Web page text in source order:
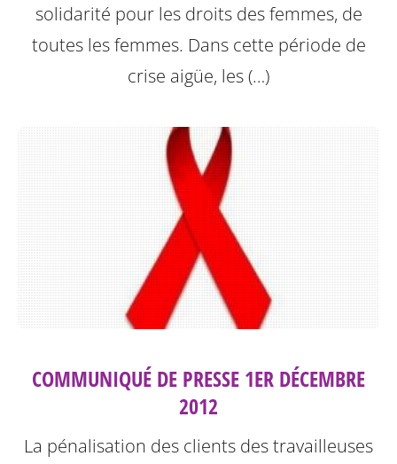
solidarité pour les droits des femmes, de
toutes les femmes. Dans cette période de
crise aigüe, les (…)
COMMUNIQUÉ DE PRESSE 1ER DÉCEMBRE
2012
La pénalisation des clients des travailleuses